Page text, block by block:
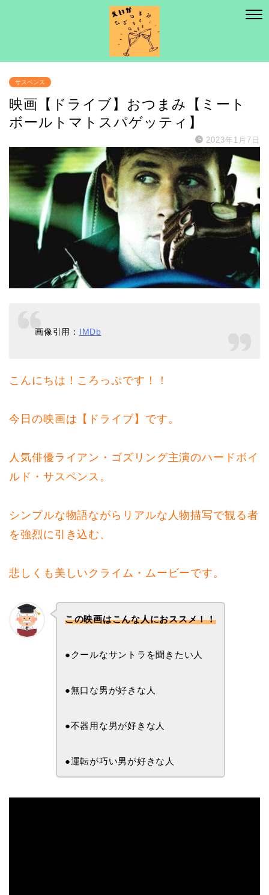
サスペンス
映画【ドライブ】おつまみ【ミート
ボールトマトスパゲッティ】
2023年1月7日
画像引用： IMDb
こんにちは！ころっぷです！！
今日の映画は【ドライブ】です。
人気俳優ライアン・ゴズリング主演のハードボイ
ルド・サスペンス。
シンプルな物語ながらリアルな人物描写で観る者
を強烈に引き込む、
悲しくも美しいクライム・ムービーです。
この映画はこんな人におススメ！！
●クールなサントラを聞きたい人
●無口な男が好きな人
●不器用な男が好きな人
●運転が巧い男が好きな人